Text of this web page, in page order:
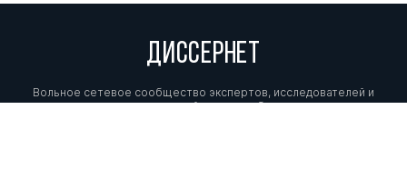
ДИССЕРНЕТ
Вольное сетевое сообщество экспертов, исследователей и
репортеров, посвящающих свой труд разоблачениям мошенников,